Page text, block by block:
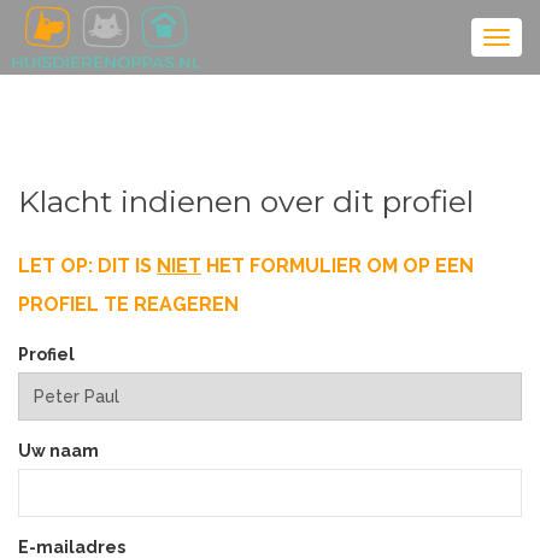
Klacht indienen over dit profiel
LET OP: DIT IS NIET HET FORMULIER OM OP EEN
PROFIEL TE REAGEREN
Profiel
Uw naam
E-mailadres